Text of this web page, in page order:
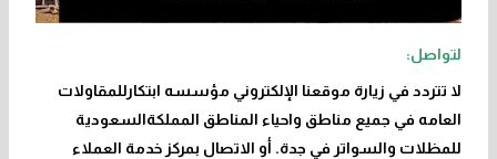
لتواصل:
لا تتردد في زيارة موقعنا الإلكتروني مؤسسه ابتكارللمقاولات
العامه في جميع مناطق واحياء المناطق المملكةالسعودية
للمظلات والسواتر في جدة. أو الاتصال بمركز خدمة العملاء